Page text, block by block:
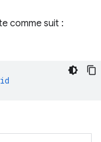
comme suit :